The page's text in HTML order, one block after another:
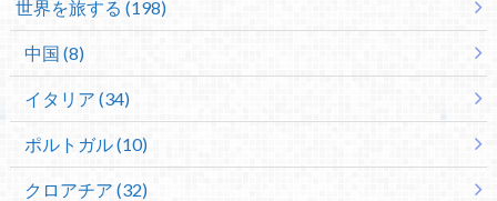
世界を旅する (198)
中国 (8)
イタリア (34)
ポルトガル (10)
クロアチア (32)